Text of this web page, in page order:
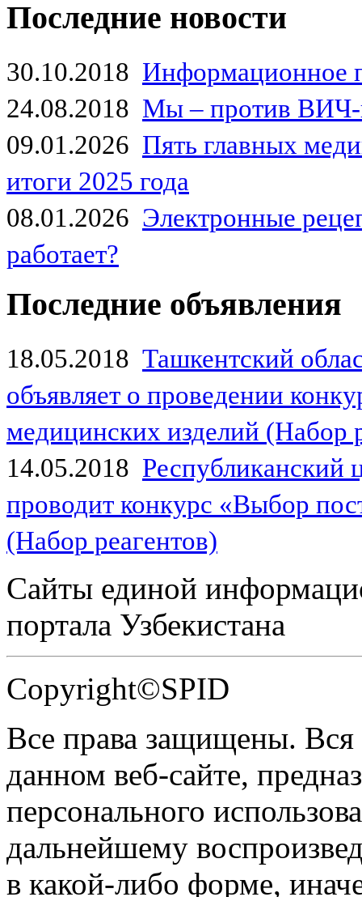
Последние новости
30.10.2018 Информационное
24.08.2018 Мы – против
09.01.2026 Пять главных
итоги 2025 года
08.01.2026 Электронные
работает?
Последние объявления
18.05.2018 Ташкентский
объявляет о проведении
медицинских изделий (Набор
14.05.2018
проводит конкурс «Выбор
(Набор реагентов)
Сайты единой
портала Узбекистана
Copyright©SPID
Все права защищены.
данном веб-сайте,
персонального
дальнейшему
в какой-либо форме,